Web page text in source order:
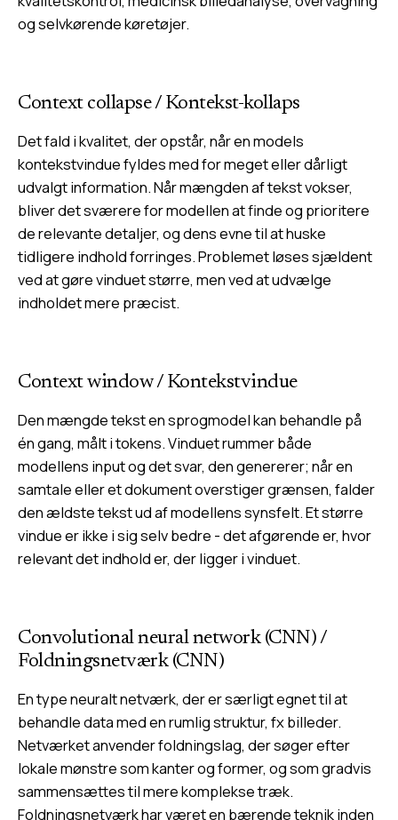
og selvkørende køretøjer.
Context collapse/ Kontekst-kollaps
Det fald i kvalitet, der opstår, når en models
kontekstvindue fyldes med for meget eller dårligt
udvalgt information. Når mængden af tekst vokser,
bliver det sværere for modellen at finde og prioritere
de relevante detaljer, og dens evne til at huske
tidligere indhold forringes. Problemet løses sjældent
ved at gøre vinduet større, men ved at udvælge
indholdet mere præcist.
Context window/ Kontekstvindue
Den mængde tekst en sprogmodel kan behandle på
én gang, målt i tokens. Vinduet rummer både
modellens input og det svar, den genererer; når en
samtale eller et dokument overstiger grænsen, falder
den ældste tekst ud af modellens synsfelt. Et større
vindue er ikke i sig selv bedre - det afgørende er, hvor
relevant det indhold er, der ligger i vinduet.
Convolutional neural network (CNN)/
Foldningsnetværk (CNN)
En type neuralt netværk, der er særligt egnet til at
behandle data med en rumlig struktur, fx billeder.
Netværket anvender foldningslag, der søger efter
lokale mønstre som kanter og former, og som gradvis
sammensættes til mere komplekse træk.
Foldningsnetværk har været en bærende teknik inden